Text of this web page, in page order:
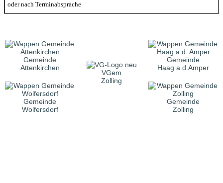
oder nach Terminabsprache
Gemeinde
Attenkirchen
VGem
Zolling
Gemeinde
Haag a.d.Amper
Gemeinde
Wolfersdorf
Gemeinde
Zolling